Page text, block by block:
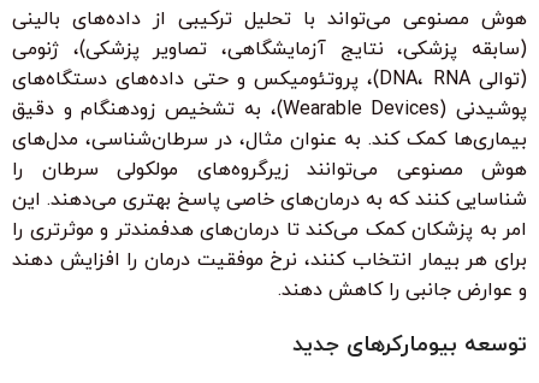
هوش مصنوعی می‌تواند با تحلیل ترکیبی از داده‌های بالینی
(سابقه پزشکی، نتایج آزمایشگاهی، تصاویر پزشکی)، ژنومی
(توالی DNA، RNA)، پروتئومیکس و حتی داده‌های دستگاه‌های
پوشیدنی (Wearable Devices)، به تشخیص زودهنگام و دقیق
بیماری‌ها کمک کند. به عنوان مثال، در سرطان‌شناسی، مدل‌های
هوش مصنوعی می‌توانند زیرگروه‌های مولکولی سرطان را
شناسایی کنند که به درمان‌های خاصی پاسخ بهتری می‌دهند. این
امر به پزشکان کمک می‌کند تا درمان‌های هدفمندتر و موثرتری را
برای هر بیمار انتخاب کنند، نرخ موفقیت درمان را افزایش دهند
و عوارض جانبی را کاهش دهند.
توسعه بیومارکرهای جدید